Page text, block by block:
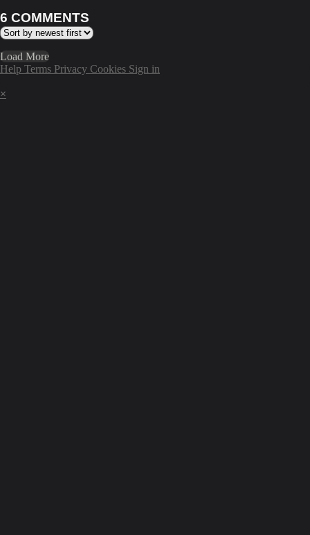
6 COMMENTS
Load More
Help Terms Privacy Cookies Sign in
×